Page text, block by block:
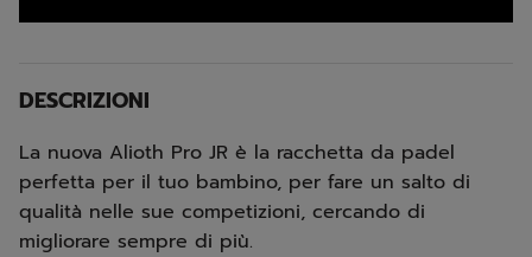
DESCRIZIONI
La nuova Alioth Pro JR è la racchetta da padel
perfetta per il tuo bambino, per fare un salto di
qualità nelle sue competizioni, cercando di
migliorare sempre di più.